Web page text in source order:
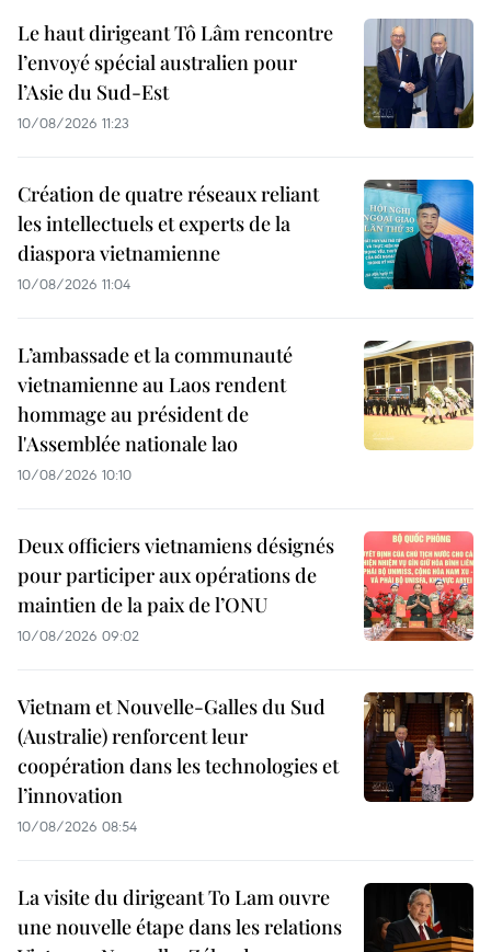
Le haut dirigeant Tô Lâm rencontre
l’envoyé spécial australien pour
l’Asie du Sud-Est
10/08/2026 11:23
Création de quatre réseaux reliant
les intellectuels et experts de la
diaspora vietnamienne
10/08/2026 11:04
L’ambassade et la communauté
vietnamienne au Laos rendent
hommage au président de
l'Assemblée nationale lao
10/08/2026 10:10
Deux officiers vietnamiens désignés
pour participer aux opérations de
maintien de la paix de l’ONU
10/08/2026 09:02
Vietnam et Nouvelle-Galles du Sud
(Australie) renforcent leur
coopération dans les technologies et
l’innovation
10/08/2026 08:54
La visite du dirigeant To Lam ouvre
une nouvelle étape dans les relations